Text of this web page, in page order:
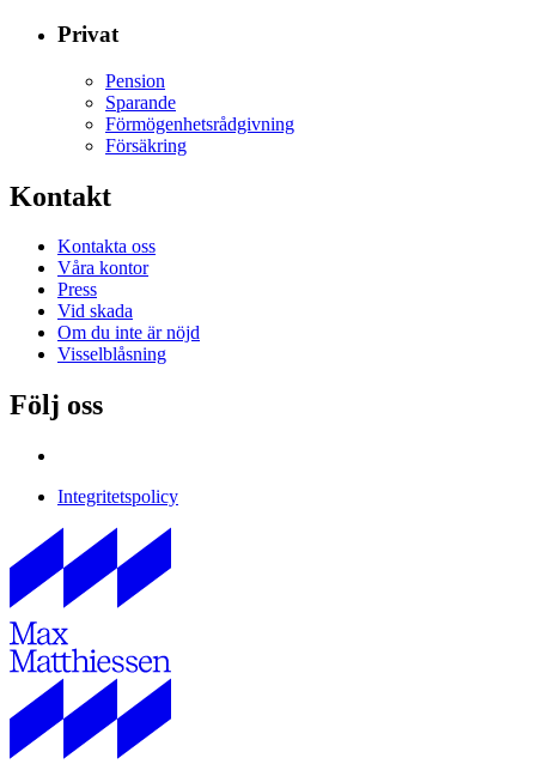
Privat
Pension
Sparande
Förmögenhetsrådgivning
Försäkring
Kontakt
Kontakta oss
Våra kontor
Press
Vid skada
Om du inte är nöjd
Visselblåsning
Följ oss
Integritetspolicy